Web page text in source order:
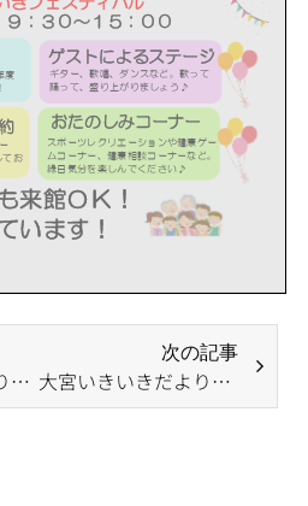
大宮いきいきだより（1月号）
次の記事
大宮いきいきだより（3月号）